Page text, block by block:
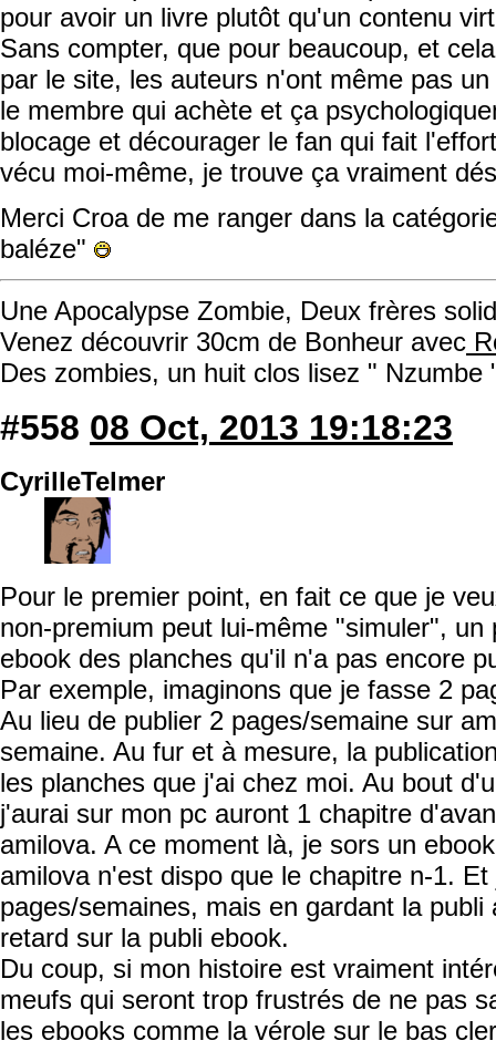
pour avoir un livre plutôt qu'un contenu
Sans compter, que pour beaucoup, et
par le site, les auteurs n'ont même pas
le membre qui achète et ça
blocage et décourager le fan qui fait
vécu moi-même, je trouve ça vraiment
Merci Croa de me ranger dans la
baléze"
Une Apocalypse Zombie, Deux frères
Venez découvrir 30cm de Bonheur avec
Des zombies, un huit clos lisez " Nzumbe
#558 08 Oct, 2013 19:18:23
CyrilleTelmer
Pour le premier point, en fait ce que je
non-premium peut lui-même "simuler",
ebook des planches qu'il n'a pas encore
Par exemple, imaginons que je fasse 2
Au lieu de publier 2 pages/semaine sur
semaine. Au fur et à mesure, la
les planches que j'ai chez moi. Au bout
j'aurai sur mon pc auront 1 chapitre
amilova. A ce moment là, je sors un
amilova n'est dispo que le chapitre n-1.
pages/semaines, mais en gardant la
retard sur la publi ebook.
Du coup, si mon histoire est vraiment
meufs qui seront trop frustrés de ne pas
les ebooks comme la vérole sur le bas